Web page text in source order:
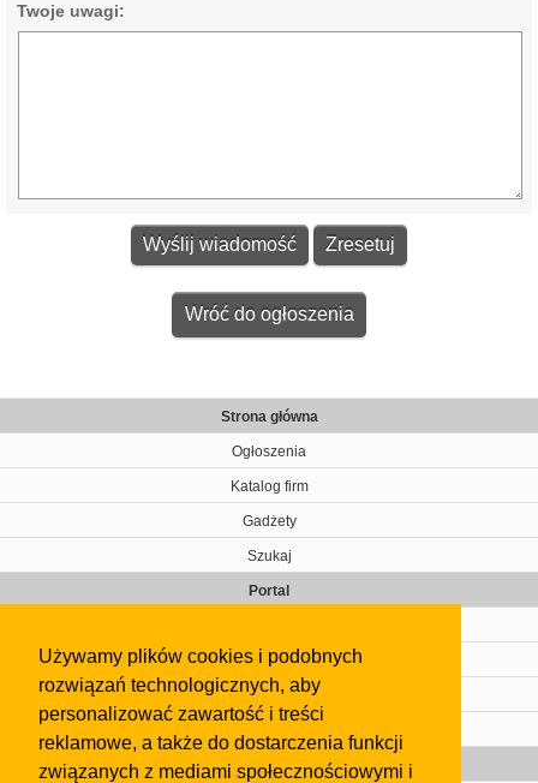
Używamy plików cookies i podobnych
rozwiązań technologicznych, aby
personalizować zawartość i treści
reklamowe, a także do dostarczenia funkcji
związanych z mediami społecznościowymi i
Twoje uwagi:
Wróć do ogłoszenia
Strona główna
Ogłoszenia
Katalog firm
Gadżety
Szukaj
Portal
Kontakt
Regulamin
Gazeta